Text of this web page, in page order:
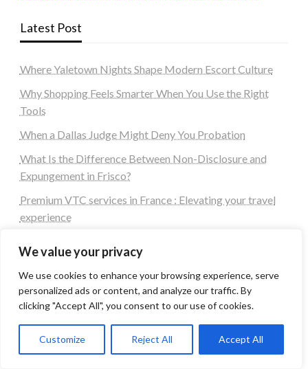
We value your privacy
We use cookies to enhance your browsing experience, serve
personalized ads or content, and analyze our traffic. By
clicking "Accept All", you consent to our use of cookies.
Customize Reject All Accept All
Latest Post
Where Yaletown Nights Shape Modern Escort Culture
Why Shopping Feels Smarter When You Use the Right
Tools
When a Dallas Judge Might Deny You Probation
What Is the Difference Between Non-Disclosure and
Expungement in Frisco?
Premium VTC services in France : Elevating your travel
experience
Category List
Automobile
Computer